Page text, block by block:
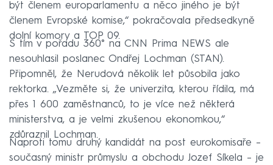
být členem europarlamentu a něco jiného je být
členem Evropské komise,“ pokračovala předsedkyně
dolní komory a TOP 09.
S tím v pořadu 360° na CNN Prima NEWS ale
nesouhlasil poslanec Ondřej Lochman (STAN).
Připomněl, že Nerudová několik let působila jako
rektorka. „Vezměte si, že univerzita, kterou řídila, má
přes 1 600 zaměstnanců, to je více než některá
ministerstva, a je velmi zkušenou ekonomkou,“
zdůraznil Lochman.
Naproti tomu druhý kandidát na post eurokomisaře –
současný ministr průmyslu a obchodu Jozef Síkela – je